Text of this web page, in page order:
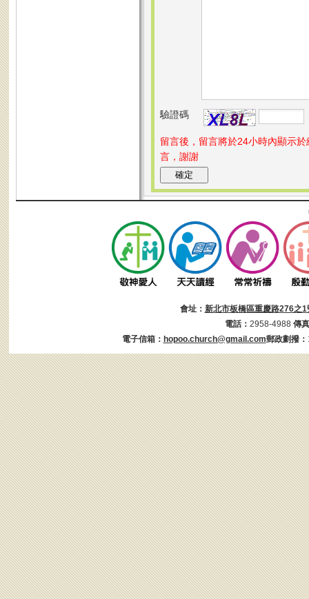
驗證碼
留言後，留言將於24小時內顯示
言，謝謝
會址： 新北市板橋區重慶路276之1
電話： 2958-4988 傳
電子信箱： hopoo.church@gmail.com郵政劃撥：